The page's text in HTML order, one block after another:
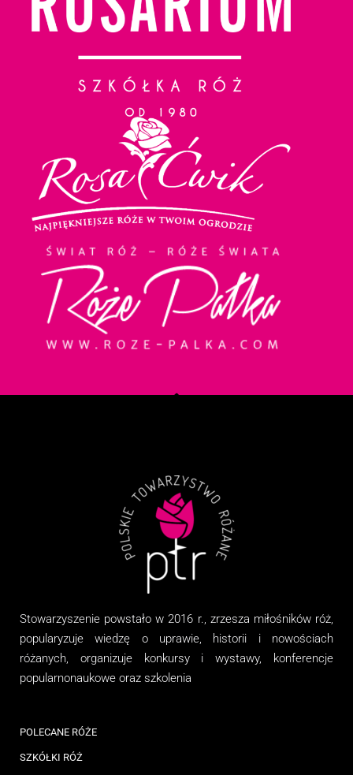
Stowarzyszenie powstało w 2016 r., zrzesza miłośników róż,
popularyzuje wiedzę o uprawie, historii i nowościach
różanych, organizujekonkursy i wystawy, konferencje
popularnonaukowe oraz szkolenia
POLECANE RÓŻE
SZKÓŁKI RÓŻ